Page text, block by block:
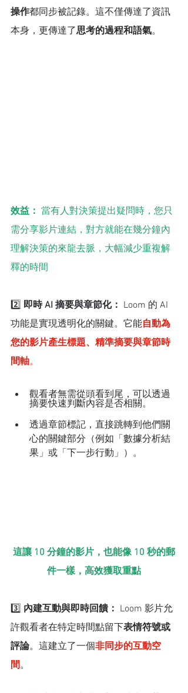
操作都同步被記錄。這不僅傳達了資訊
本身，更傳達了思考的過程和語氣。
效益： 當有人對決策提出疑問時，您只
需分享影片連結，對方就能在幾分鐘內
理解決策的來龍去脈，大幅減少重複解
釋的時間
2️⃣ 即時 AI 摘要與章節化： Loom 的 AI
功能是實現透明化的關鍵。它能自動為
您的影片產生標題、精準摘要與章節時
間軸。
觀看者無需從頭看到尾，可以透過
摘要快速判斷內容是否相關。
透過章節標記，直接跳轉到他們關
心的關鍵部分（例如「數據分析結
果」或「下一步行動」）。
這讓 10 分鐘的影片，也能像 10 秒的郵
件一樣，高效獲取重點
3️⃣ 內建互動與即時回饋： Loom 影片允
許觀看者在特定時間點留下表情符號或
評論。這建立了一個非同步的互動空
間。